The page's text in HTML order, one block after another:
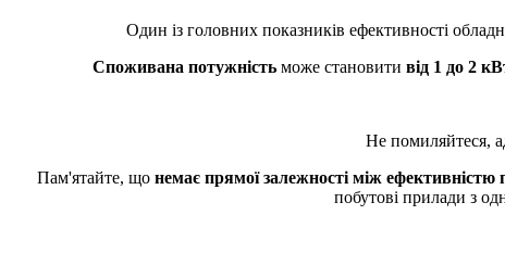
Один із головних показників ефективності
Споживана потужність може становити від 1 до 2
Не помиляйтеся,
Пам'ятайте, що немає прямої залежності між
побутові прилади з